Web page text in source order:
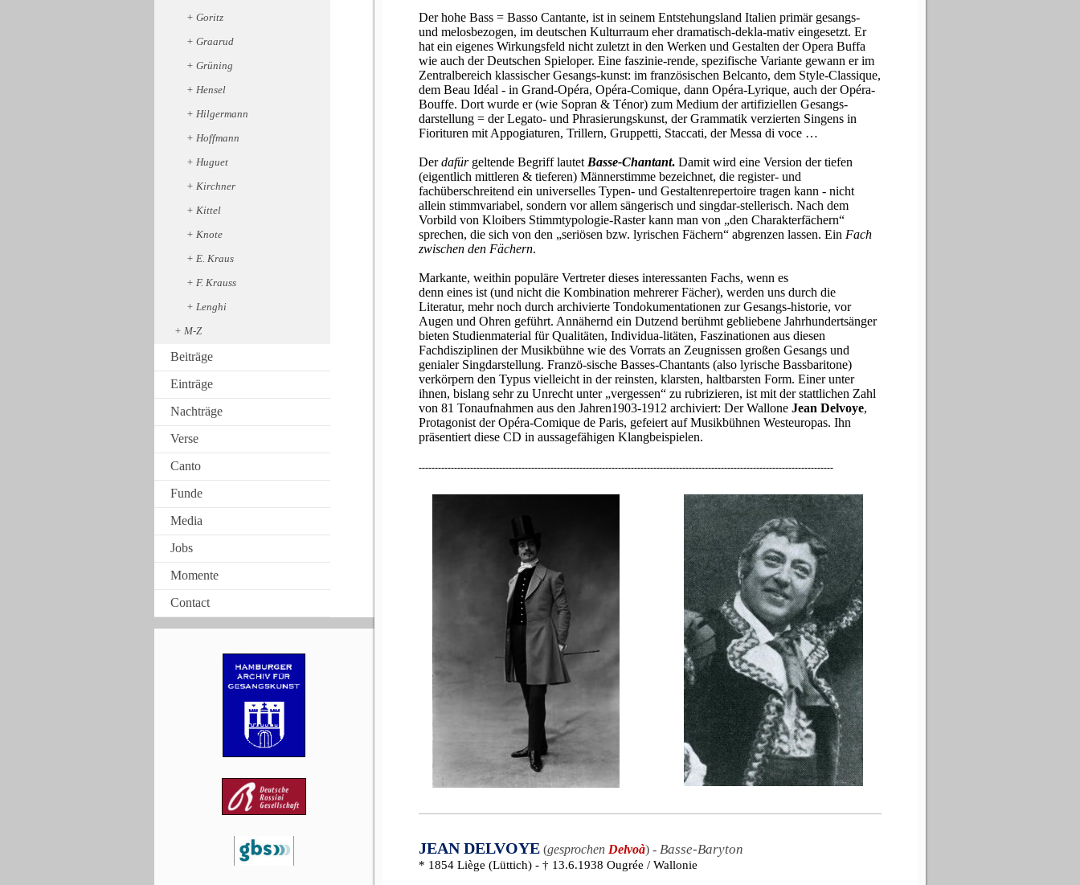
Der hohe Bass = Basso Cantante, ist in seinem Entstehungsland Italien primär gesangs-
und melosbezogen, im deutschen Kulturraum eher dramatisch-dekla-mativ eingesetzt. Er
hat ein eigenes Wirkungsfeld nicht zuletzt in den Werken und Gestalten der Opera Buffa
wie auch der Deutschen Spieloper. Eine faszinie-rende, spezifische Variante gewann er im
Zentralbereich klassischer Gesangs-kunst: im französischen Belcanto, dem Style-Classique,
dem Beau Idéal - in Grand-Opéra, Opéra-Comique, dann Opéra-Lyrique, auch der Opéra-
Bouffe. Dort wurde er (wie Sopran & Ténor) zum Medium der artifiziellen Gesangs-
darstellung = der Legato- und Phrasierungskunst, der Grammatik verzierten Singens in
Fiorituren mit Appogiaturen, Trillern, Gruppetti, Staccati, der Messa di voce …
Derdafürgeltende Begriff lautet Basse-Chantant.Damit wird eine Version der tiefen
(eigentlich mittleren & tieferen) Männerstimme bezeichnet, die register- und
fachüberschreitend ein universelles Typen- und Gestaltenrepertoire tragen kann - nicht
allein stimmvariabel, sondern vor allem sängerisch und singdar-stellerisch. Nach dem
Vorbild von Kloibers Stimmtypologie-Raster kann man von „den Charakterfächern“
sprechen, die sich von den „seriösen bzw. lyrischen Fächern“ abgrenzen lassen. Ein Fach
zwischen den Fächern.
Markante, weithin populäre Vertreter dieses interessanten Fachs, wenn es
denn eines ist (und nicht die Kombination mehrerer Fächer), werden uns durch die
Literatur, mehr noch durch archivierte Tondokumentationen zur Gesangs-historie, vor
Augen und Ohren geführt. Annähernd ein Dutzend berühmt gebliebene Jahrhundertsänger
bieten Studienmaterial für Qualitäten, Individua-litäten, Faszinationen aus diesen
Fachdisziplinen der Musikbühne wie des Vorrats an Zeugnissen großen Gesangs und
genialer Singdarstellung. Franzö-sische Basses-Chantants (also lyrische Bassbaritone)
verkörpern den Typus vielleicht in der reinsten, klarsten, haltbarsten Form. Einer unter
ihnen, bislang sehr zu Unrecht unter „vergessen“ zu rubrizieren, ist mit der stattlichen Zahl
von 81 Tonaufnahmen aus den Jahren1903-1912 archiviert: Der Wallone Jean Delvoye,
Protagonist der Opéra-Comique de Paris, gefeiert auf Musikbühnen Westeuropas. Ihn
präsentiert diese CD in aussagefähigen Klangbeispielen.
---------------------------------------------------------------------------------------------------------------------------------
JEAN DELVOYE (gesprochen Delvoà) - Basse-Baryton
* 1854 Liège (Lüttich) - † 13.6.1938 Ougrée / Wallonie
Goritz
Graarud
Grüning
Hensel
Hilgermann
Hoffmann
Huguet
Kirchner
Kittel
Knote
E. Kraus
F. Krauss
Lenghi
M-Z
Beiträge
Einträge
Nachträge
Verse
Canto
Funde
Media
Jobs
Momente
Contact